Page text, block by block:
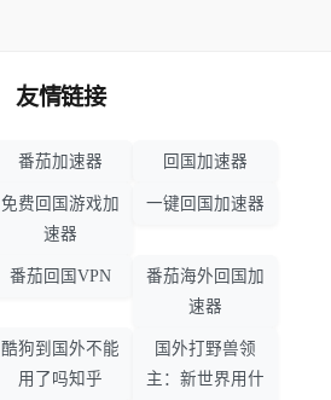
友情链接
番茄加速器 回国加速器
免费回国游戏加
速器
一键回国加速器
番茄回国VPN
番茄海外回国加
速器
酷狗到国外不能
用了吗知乎
国外打野兽领
主：新世界用什